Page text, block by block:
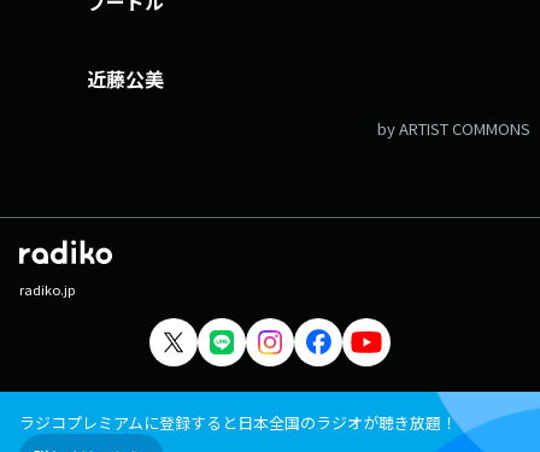
近藤公美
by ARTIST COMMONS
radiko.jp
ラジコプレミアムに登録すると日本全国のラジオが聴き放題！